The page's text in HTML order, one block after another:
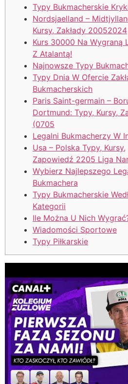
Typy Bukmacherskie
Nordsjaelland –
Kursy, Zakłady 20052024
Kurs 30000 Na Wygraną
Z Atalantą!
Najnowsze Typy
Typy Dnia W Ofercie
Bukmacherskich
Paris Saint-germain –
Dortmund: Typy, Kursy,
(0705
Legalni Bukmacherzy W
Usa – Polska Typy, Kursy,
Zapowiedź 2205 Liga
Wybierz Najlepszego
Bukmachera
Typy Bukmacherskie
Kategorii
Ile Można U Nich
Wiadomości Sportowe
Typy Piłkarskie